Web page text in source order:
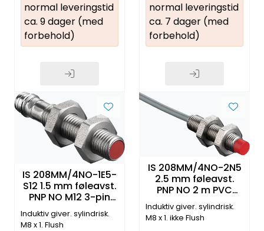
normal leveringstid
ca. 9 dager (med
forbehold)
normal leveringstid
ca. 7 dager (med
forbehold)
IS 208MM/4NO-1E5-
S12 1.5 mm føleavst.
PNP NO M12 3-pin
pluggtilk.
Induktiv giver. sylindrisk.
M8 x 1. Flush
IS 208MM/4NO-2N5
2.5 mm føleavst.
PNP NO 2 m PVC
kabel
Induktiv giver. sylindrisk.
M8 x 1. ikke Flush